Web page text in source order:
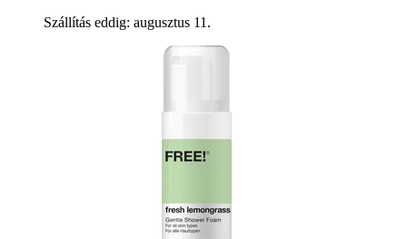
Szállítás eddig: augusztus 11.